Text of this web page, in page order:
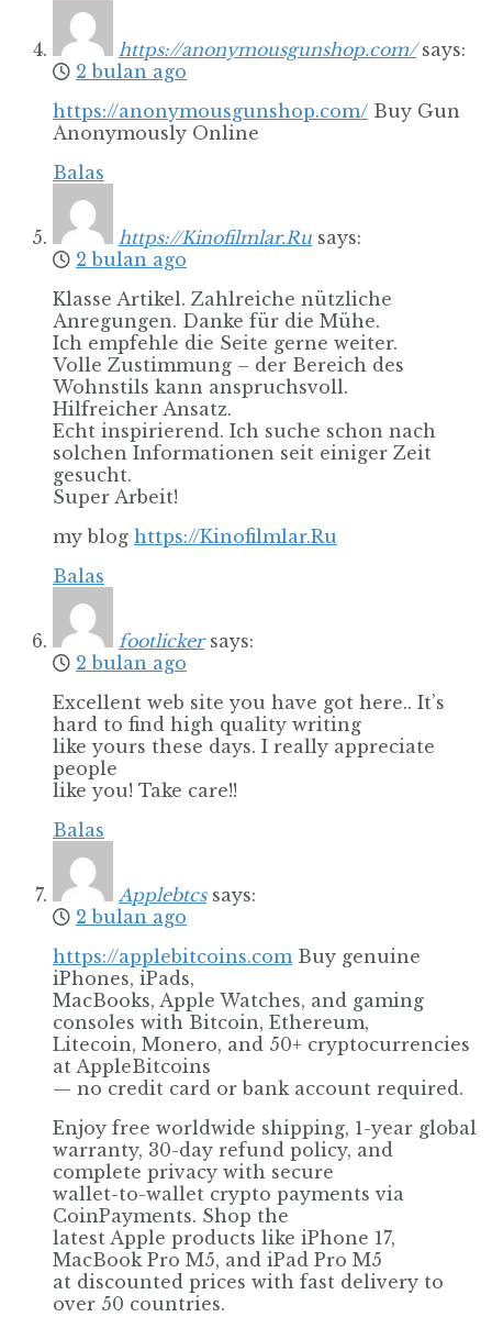
https://anonymousgunshop.com/ says:
2 bulan ago
https://anonymousgunshop.com/ Buy Gun
Anonymously Online
Balas
https://Kinofilmlar.Ru says:
2 bulan ago
Klasse Artikel. Zahlreiche nützliche
Anregungen. Danke für die Mühe.
Ich empfehle die Seite gerne weiter.
Volle Zustimmung – der Bereich des
Wohnstils kann anspruchsvoll.
Hilfreicher Ansatz.
Echt inspirierend. Ich suche schon nach
solchen Informationen seit einiger Zeit
gesucht.
Super Arbeit!
my blog https://Kinofilmlar.Ru
Balas
footlicker says:
2 bulan ago
Excellent web site you have got here.. It’s
hard to find high quality writing
like yours these days. I really appreciate
people
like you! Take care!!
Balas
Applebtcs says:
2 bulan ago
https://applebitcoins.com Buy genuine
iPhones, iPads,
MacBooks, Apple Watches, and gaming
consoles with Bitcoin, Ethereum,
Litecoin, Monero, and 50+ cryptocurrencies
at AppleBitcoins
— no credit card or bank account required.
Enjoy free worldwide shipping, 1-year global
warranty, 30-day refund policy, and
complete privacy with secure
wallet-to-wallet crypto payments via
CoinPayments. Shop the
latest Apple products like iPhone 17,
MacBook Pro M5, and iPad Pro M5
at discounted prices with fast delivery to
over 50 countries.